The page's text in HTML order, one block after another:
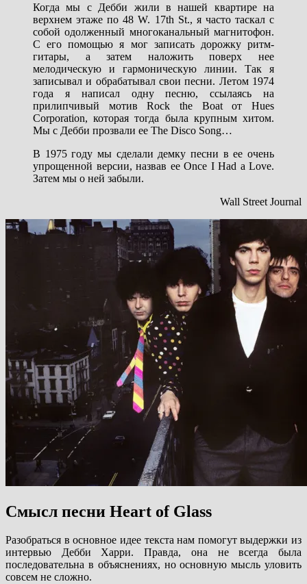
Когда мы с Дебби жили в нашей квартире на
верхнем этаже по 48 W. 17th St., я часто таскал с
собой одолженный многоканальный магнитофон.
С его помощью я мог записать дорожку ритм-
гитары, а затем наложить поверх нее
мелодическую и гармоническую линии. Так я
записывал и обрабатывал свои песни. Летом 1974
года я написал одну песню, ссылаясь на
прилипчивый мотив Rock the Boat от Hues
Corporation, которая тогда была крупным хитом.
Мы с Дебби прозвали ее The Disco Song…
В 1975 году мы сделали демку песни в ее очень
упрощенной версии, назвав ее Once I Had a Love.
Затем мы о ней забыли.
Wall Street Journal
Смысл песни Heart of Glass
Разобраться в основное идее текста нам помогут выдержки из
интервью Дебби Харри. Правда, она не всегда была
последовательна в объяснениях, но основную мысль уловить
совсем не сложно.